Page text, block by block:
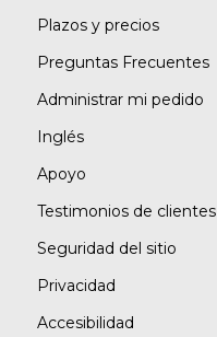
Plazos y precios
Preguntas Frecuentes
Administrar mi pedido
Inglés
Apoyo
Testimonios de clientes
Seguridad del sitio
Privacidad
Accesibilidad